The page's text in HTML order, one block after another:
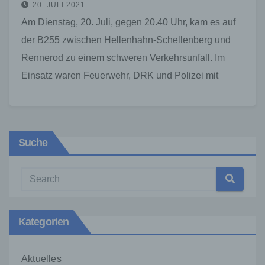
20. JULI 2021
Am Dienstag, 20. Juli, gegen 20.40 Uhr, kam es auf
der B255 zwischen Hellenhahn-Schellenberg und
Rennerod zu einem schweren Verkehrsunfall. Im
Einsatz waren Feuerwehr, DRK und Polizei mit
Suche
Kategorien
Aktuelles